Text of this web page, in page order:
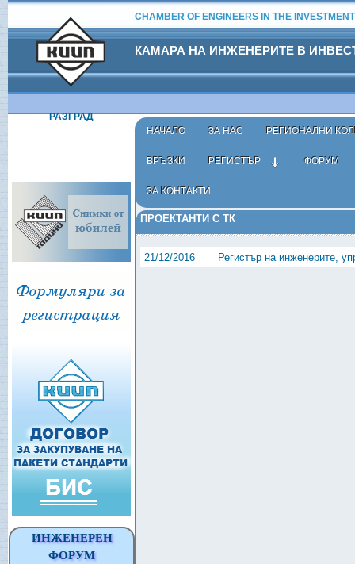
РАЗГРАД
CHAMBER OF ENGINEERS IN THE
КАМАРА НА ИНЖЕНЕРИТЕ В
НАЧАЛО ЗА НАС РЕГИОНАЛНИ
ВРЪЗКИ РЕГИСТЪР ФОРУМ
ЗА КОНТАКТИ
ИНЖЕНЕРЕН
ФОРУМ
Начало› Регистър
ПРОЕКТАНТИ С ТК
21/12/2016 Регистър на инженерите,